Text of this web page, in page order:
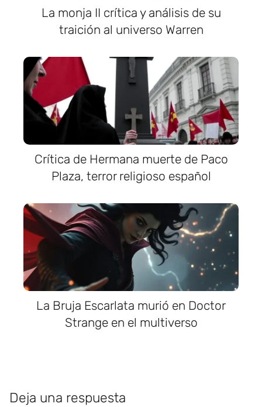
La monja II crítica y análisis de su
traición al universo Warren
Crítica de Hermana muerte de Paco
Plaza, terror religioso español
La Bruja Escarlata murió en Doctor
Strange en el multiverso
Deja una respuesta